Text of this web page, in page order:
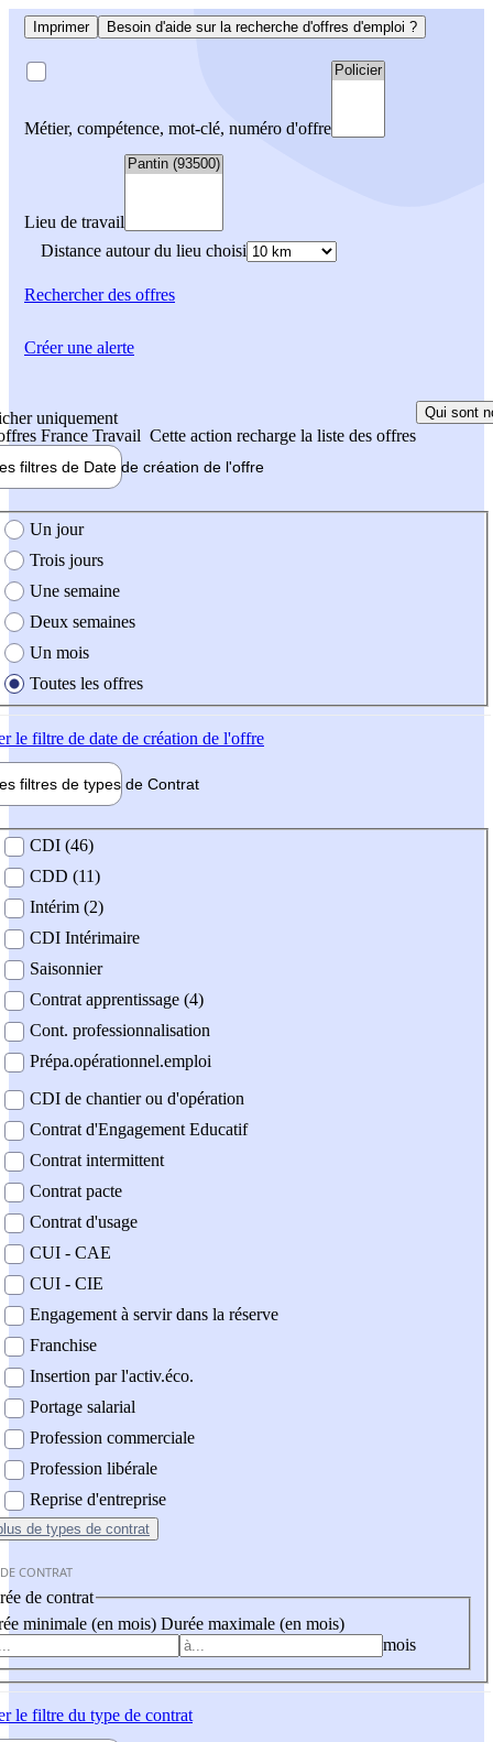
Imprimer Besoin d'aide sur la recherche d'offres d'emploi ?
Métier, compétence, mot-clé, numéro d'offre
Lieu de travail
Distance autour du lieu choisi
Rechercherdes offres
uniquement
France Travail Cette action recharge la liste des offres
Qui sont
filtres de Date de création de l'offre
création de l'offre
Un jour
Trois jours
Une semaine
Deux semaines
Un mois
Toutes les offres
le filtre de date de création de l'offre
filtres de types de Contrat
contrat
CDI (46)
CDD (11)
Intérim (2)
CDI Intérimaire
Saisonnier
Contrat apprentissage (4)
Cont. professionnalisation
Prépa.opérationnel.emploi
CDI de chantier ou d'opération
Contrat d'Engagement Educatif
Contrat intermittent
Contrat pacte
Contrat d'usage
CUI - CAE
CUI - CIE
Engagement à servir dans la réserve
Franchise
Insertion par l'activ.éco.
Portage salarial
Profession commerciale
Profession libérale
Reprise d'entreprise
de types de contrat
CONTRAT
de contrat
minimale (en mois) Durée maximale (en mois)
mois
le filtre du type de contrat
Créer une alerte